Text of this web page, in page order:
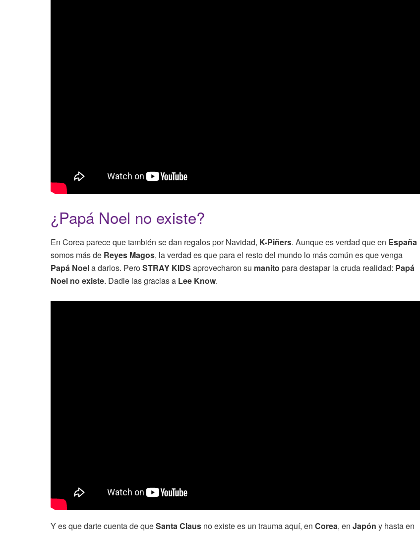
¿Papá Noel no existe?
En Corea parece que también se dan regalos por Navidad, K-Piñers. Aunque es verdad que en España
somos más de Reyes Magos, la verdad es que para el resto del mundo lo más común es que venga
Papá Noela darlos. PeroSTRAY KIDS aprovecharon su manito para destapar la cruda realidad: Papá
Noel no existe. Dadle las gracias a Lee Know.
Y es que darte cuenta de queSanta Claus no existe es un trauma aquí, en Corea, en Japón y hasta en